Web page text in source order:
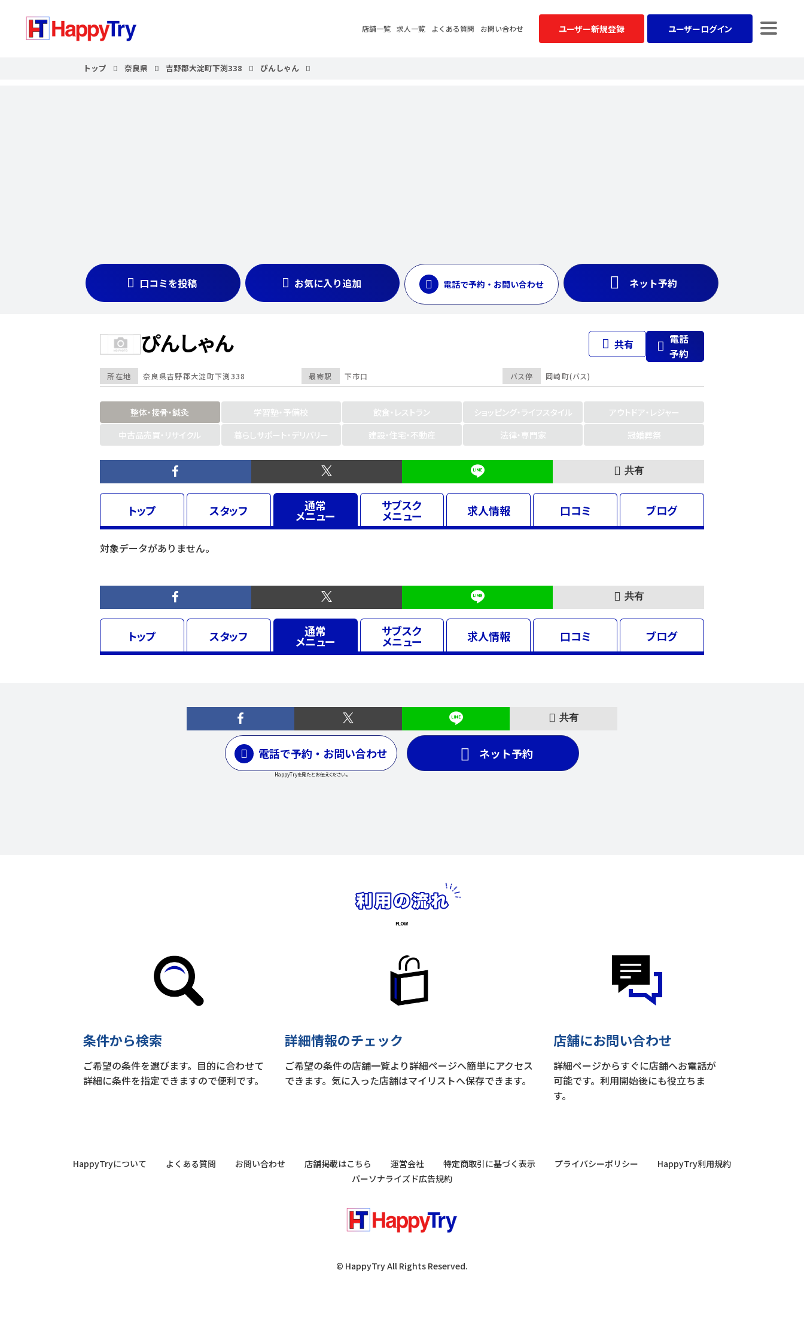
店舗一覧 求人一覧 よくある質問 お問い合わせ ユーザー新規登録 ユーザーログイン
トップ 奈良県 吉野郡大淀町下渕338 ぴんしゃん
ネット予約
電話で予約・お問い合わせ
口コミを投稿 お気に入り追加
ぴんしゃん 共有
電話
予約
バス停 岡崎町(バス)
最寄駅 下市口
所在地 奈良県吉野郡大淀町下渕338
整体・接骨・鍼灸 学習塾・予備校 飲食・レストラン ショッピング・ライフスタイル
アウトドア・レジャー
中古品売買・リサイクル
暮らしサポート・デリバリー 建設・住宅・不動産 法律・専門家 冠婚葬祭
共有
トップ スタッフ 通常
メニュー
サブスク
メニュー 求人情報 口コミ ブログ
対象データがありません。
共有
トップ スタッフ 通常
メニュー
サブスク
メニュー 求人情報 口コミ ブログ
共有
ネット予約
電話で予約・お問い合わせ
HappyTryを見たとお伝えください。
条件から検索
ご希望の条件を選びます。目的に合わせて
詳細に条件を指定できますので便利です。
詳細情報のチェック
ご希望の条件の店舗一覧より詳細ページへ簡単にアクセス
できます。気に入った店舗はマイリストへ保存できます。
店舗にお問い合わせ
詳細ページからすぐに店舗へお電話が
可能です。利用開始後にも役立ちま
す。
HappyTryについて よくある質問 お問い合わせ 店舗掲載はこちら 運営会社 特定商取引に基づく表示 プライバシーポリシー
HappyTry利用規約
パーソナライズド広告規約
© HappyTry All Rights Reserved.